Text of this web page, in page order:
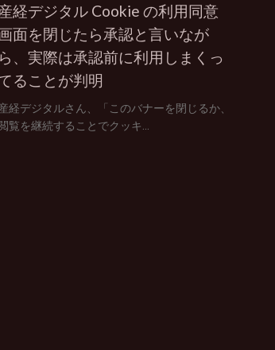
産経デジタル Cookie の利用同意
面を閉じたら承認と言いなが
ら、実際は承認前に利用しまくっ
ることが判明
経デジタルさん、「このバナーを閉じるか、
覧を継続することでクッキ...